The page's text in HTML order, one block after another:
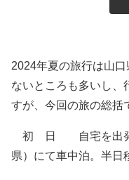
2024年夏の旅行は山
ないところも多いし、
すが、今回の旅の総括
初 日 自宅を出発
県）にて車中泊。半日